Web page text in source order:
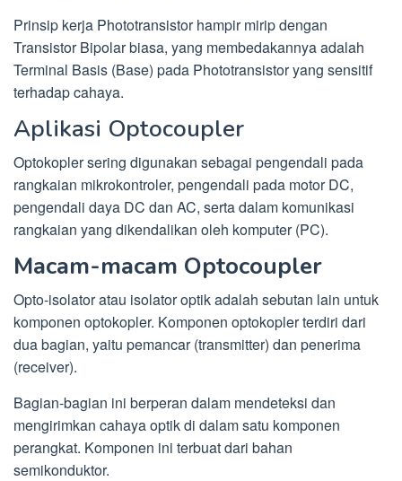
Prinsip kerja Phototransistor hampir mirip dengan
Transistor Bipolar biasa, yang membedakannya adalah
Terminal Basis (Base) pada Phototransistor yang sensitif
terhadap cahaya.
Aplikasi Optocoupler
Optokopler sering digunakan sebagai pengendali pada
rangkaian mikrokontroler, pengendali pada motor DC,
pengendali daya DC dan AC, serta dalam komunikasi
rangkaian yang dikendalikan oleh komputer (PC).
Macam-macam Optocoupler
Opto-isolator atau isolator optik adalah sebutan lain untuk
komponen optokopler. Komponen optokopler terdiri dari
dua bagian, yaitu pemancar (transmitter) dan penerima
(receiver).
Bagian-bagian ini berperan dalam mendeteksi dan
mengirimkan cahaya optik di dalam satu komponen
perangkat. Komponen ini terbuat dari bahan
semikonduktor.